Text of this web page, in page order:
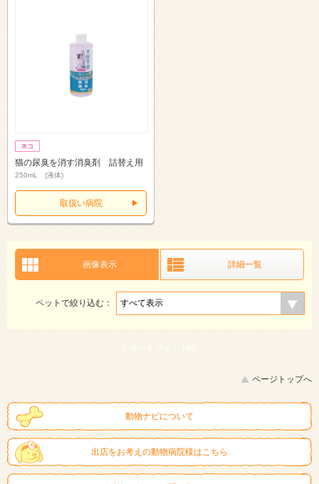
猫の尿臭を消す消臭剤 詰替え用
250mL (液体)
取扱い病院
画像表示 詳細一覧
ペットで絞り込む：
スマートフォン | PC
ページトップへ
動物ナビについて
出店をお考えの動物病院様はこちら